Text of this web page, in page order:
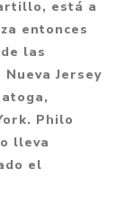
está a
entonces
las
Jersey
Philo
lleva
el